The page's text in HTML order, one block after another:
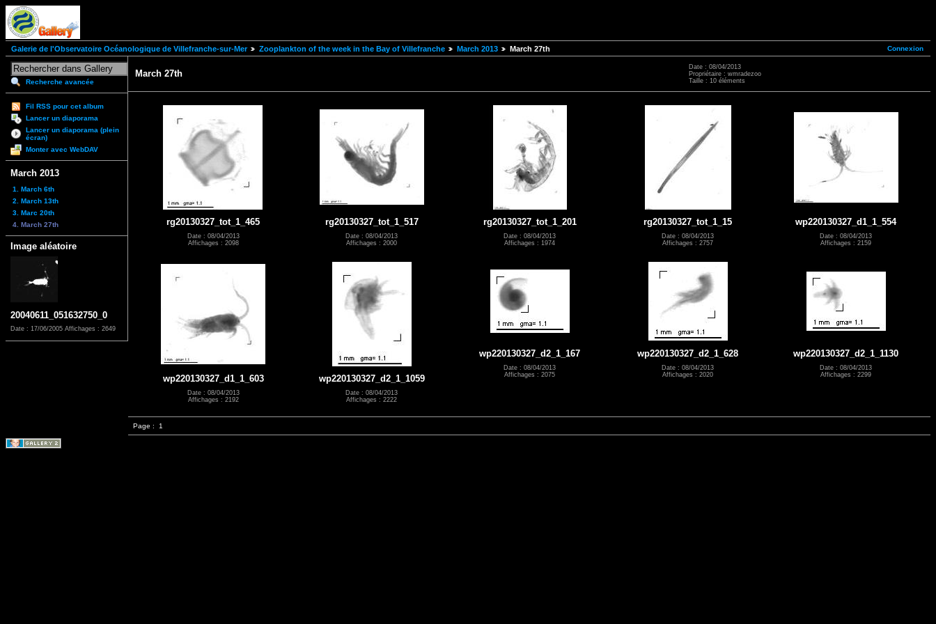
Connexion
Galerie de l'Observatoire Océanologique de Villefranche-sur-Mer Zooplankton of the week in the Bay of Villefranche March 2013 March 27th
Recherche avancée
Fil RSS pour cet album
Lancer un diaporama
Lancer un diaporama (plein
écran)
Monter avec WebDAV
March 2013
1. March 6th
2. March 13th
3. Marc 20th
4. March 27th
Image aléatoire
20040611_051632750_0
Date : 17/06/2005 Affichages : 2649
March 27th
Date : 08/04/2013
Propriétaire : wmradezoo
Taille : 10 éléments
rg20130327_tot_1_465
Date : 08/04/2013
Affichages : 2098
rg20130327_tot_1_517
Date : 08/04/2013
Affichages : 2000
rg20130327_tot_1_201
Date : 08/04/2013
Affichages : 1974
rg20130327_tot_1_15
Date : 08/04/2013
Affichages : 2757
wp220130327_d1_1_554
Date : 08/04/2013
Affichages : 2159
wp220130327_d1_1_603
Date : 08/04/2013
Affichages : 2192
wp220130327_d2_1_1059
Date : 08/04/2013
Affichages : 2222
wp220130327_d2_1_167
Date : 08/04/2013
Affichages : 2075
wp220130327_d2_1_628
Date : 08/04/2013
Affichages : 2020
wp220130327_d2_1_1130
Date : 08/04/2013
Affichages : 2299
Page : 1